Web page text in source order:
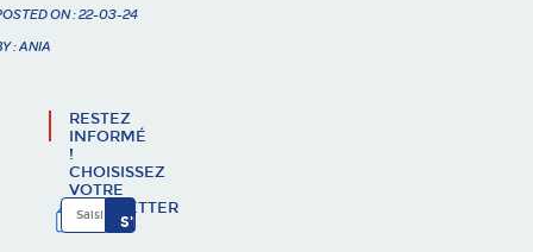
ON : 22-03-24
: ANIA
RESTEZ
INFORMÉ
!
CHOISISSEZ
VOTRE
NEWSLETTER